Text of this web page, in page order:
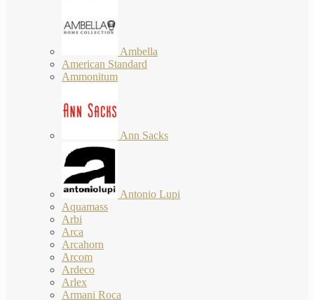
Ambella
American Standard
Ammonitum
Ann Sacks
Antonio Lupi
Aquamass
Arbi
Arca
Arcahorn
Arcom
Ardeco
Arlex
Armani Roca